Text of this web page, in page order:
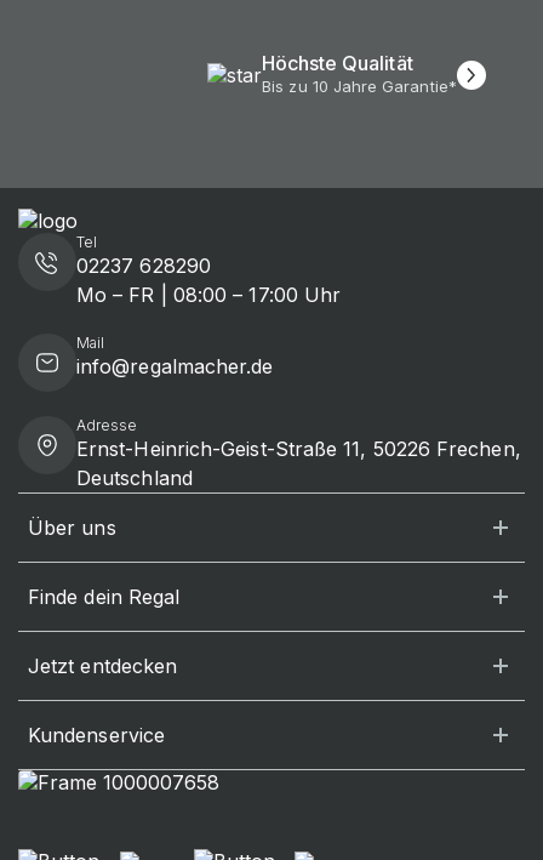
Höchste Qualität
Bis zu 10 Jahre Garantie*
Tel
02237 628290
Mo – FR | 08:00 – 17:00 Uhr
Mail
info@regalmacher.de
Adresse
Ernst-Heinrich-Geist-Straße 11, 50226 Frechen,
Deutschland
Über uns
Finde dein Regal
Jetzt entdecken
Kundenservice